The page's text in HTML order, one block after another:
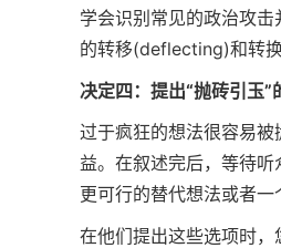
学会识别常见的政治攻
的转移(deflecting)和转
决定四：提出“抛砖引玉”
过于疯狂的想法很容易
益。在叙述完后，等待
更可行的替代想法或者一
在他们提出这些选项时